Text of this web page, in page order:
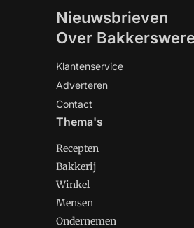
Nieuwsbrieven
Over
Klantenservice
Adverteren
Contact
Thema's
Recepten
Bakkerij
Winkel
Mensen
Ondernemen